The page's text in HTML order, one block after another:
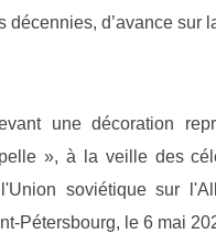
d’avance sur